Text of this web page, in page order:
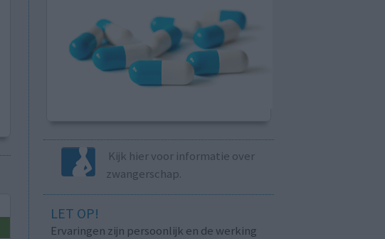
Kijk hier voor informatie over
zwangerschap.
LET OP!
Ervaringen zijn persoonlijk en de werking